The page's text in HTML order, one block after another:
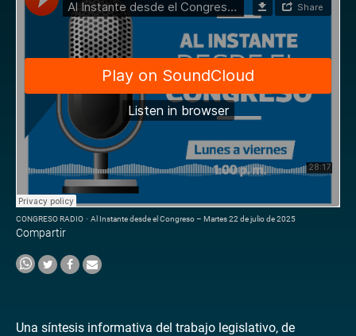
CONGRESO RADIO · Al Instante desde el Congreso – Martes 22 de julio de 2025
Compartir
Una síntesis informativa del trabajo legislativo, de